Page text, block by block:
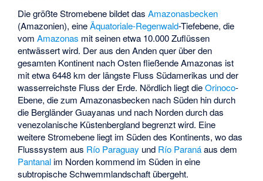
Die größte Stromebene bildet dasAmazonasbecken
(Amazonien), eineÄquatoriale-Regenwald-Tiefebene, die
vomAmazonas mit seinen etwa 10.000 Zuflüssen
entwässert wird. Der aus den Anden quer über den
gesamten Kontinent nach Osten fließende Amazonas ist
mit etwa 6448 km der längste Fluss Südamerikas und der
wasserreichste Fluss der Erde. Nördlich liegt dieOrinoco-
Ebene, die zum Amazonasbecken nach Süden hin durch
die Bergländer Guayanas und nach Norden durch das
venezolanische Küstenbergland begrenzt wird. Eine
weitere Stromebene liegt im Süden des Kontinents, wo das
Flusssystem aus Río Paraguay und Río Paranáaus dem
Pantanal im Norden kommend im Süden in eine
subtropische Schwemmlandschaft übergeht.